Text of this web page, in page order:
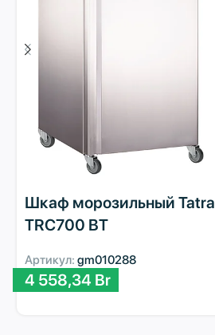
Шкаф морозильный Tatra
TRC700 BT
Артикул: gm010288
4 558,34 Br